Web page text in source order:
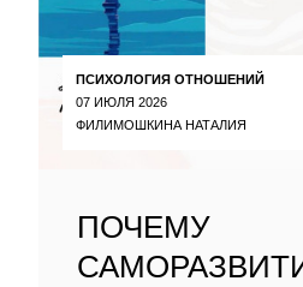
ПСИХОЛОГИЯ ОТНОШЕНИЙ
07 ИЮЛЯ 2026
ФИЛИМОШКИНА НАТАЛИЯ
ПОЧЕМУ